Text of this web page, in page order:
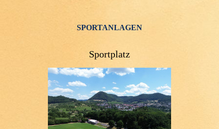
SPORTANLAGEN
Sportplatz